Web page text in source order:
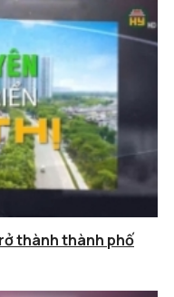
thành thành phố